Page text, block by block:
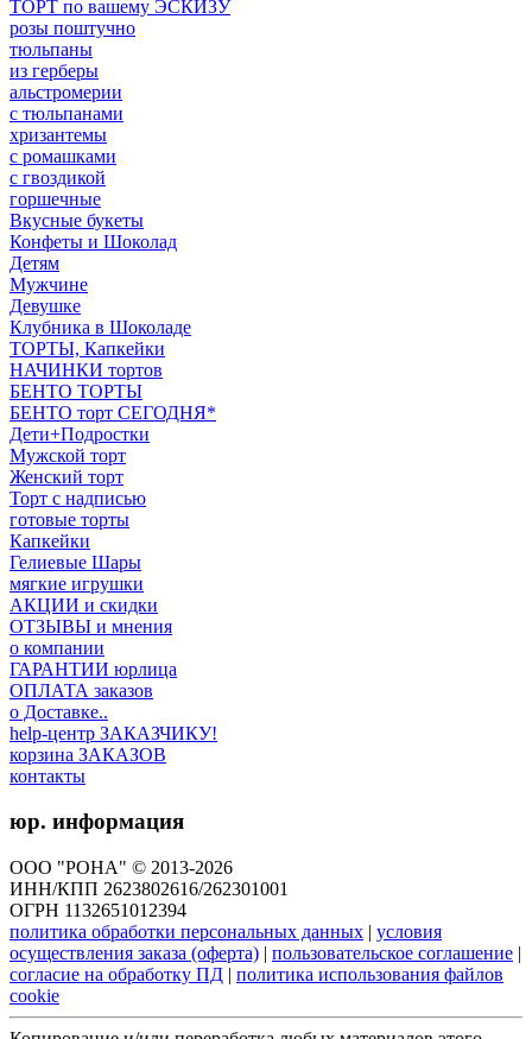
ТОРТ по вашему ЭСКИЗУ
розы поштучно
тюльпаны
из герберы
альстромерии
с тюльпанами
хризантемы
с ромашками
с гвоздикой
горшечные
Вкусные букеты
Конфеты и Шоколад
Детям
Мужчине
Девушке
Клубника в Шоколаде
ТОРТЫ, Капкейки
НАЧИНКИ тортов
БЕНТО ТОРТЫ
БЕНТО торт СЕГОДНЯ*
Дети+Подростки
Мужской торт
Женский торт
Торт с надписью
готовые торты
Капкейки
Гелиевые Шары
мягкие игрушки
АКЦИИ и скидки
ОТЗЫВЫ и мнения
о компании
ГАРАНТИИ юрлица
ОПЛАТА заказов
о Доставке..
help-центр ЗАКАЗЧИКУ!
корзина ЗАКАЗОВ
контакты
юр. информация
ООО "РОНА" © 2013-2026
ИНН/КПП 2623802616/262301001
ОГРН 1132651012394
политика обработки персональных данных | условия
осуществления заказа (оферта) | пользовательское соглашение |
согласие на обработку ПД | политика использования файлов
cookie